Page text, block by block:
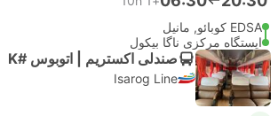
EDSA کوبائو, مانیل
ایستگاه مرکزی ناگا بیکول
صندلی اکستریم | اتوبوس #K
Isarog Line